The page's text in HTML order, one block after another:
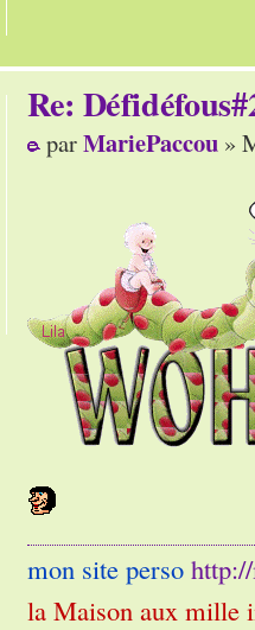
Re:
parMariePaccou »
mon site perso
la Maison aux mille